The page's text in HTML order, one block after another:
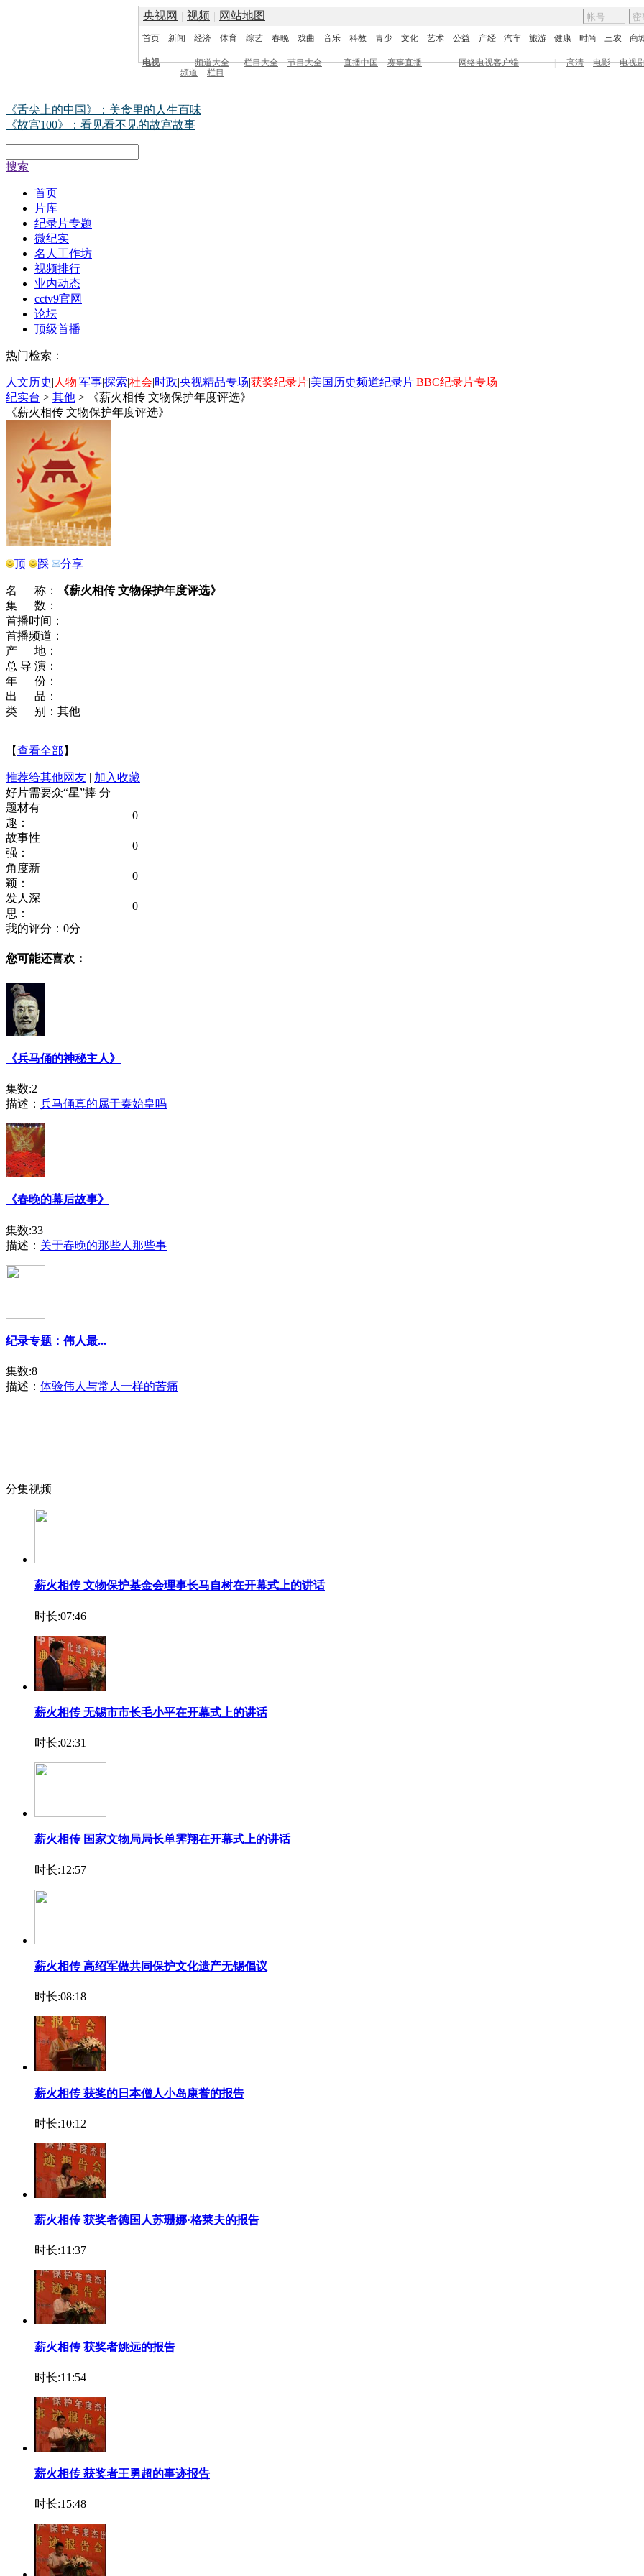
央视网 | 视频 | 网站地图
首页 新闻 经济 体育 综艺 春晚 戏曲 音乐 科教 青少 文化 艺术 公益 产经 汽车 旅游 健康 时尚 三农 商
电视 频道大全 栏目大全 节目大全 直播中国 赛事直播 网络电视客户端 | 高清 电影
电视
频道
栏目
《舌尖上的中国》：美食里的人生百味
《故宫100》：看见看不见的故宫故事
搜索
首页
片库
纪录片专题
微纪实
名人工作坊
视频排行
业内动态
cctv9官网
论坛
顶级首播
热门检索：
人文历史| 人物|军事|探索|社会|时政|央视精品专场|获奖纪录片|美国历史频道纪录片|BBC纪录片专场
纪实台 > 其他 >
《薪火相传 文物保护年度评选》
《薪火相传 文物保护年度评选》
顶 踩 分享
名 称：
《薪火相传 文物保护年度评选》
集 数：
首播时间：
首播频道：
产 地：
总 导 演：
年 份：
出 品：
类 别：其他
【查看全部 】
推荐给其他网友 | 加入收藏
好片需要众“星”捧 分
题材有
趣：
0
故事性
强：
0
角度新
颖：
0
发人深
思：
0
我的评分： 0分
您可能还喜欢：
《兵马俑的神秘主人》
集数:2
描述： 兵马俑真的属于秦始皇吗
《春晚的幕后故事》
集数:33
描述： 关于春晚的那些人那些事
纪录专题：伟人最...
集数:8
描述： 体验伟人与常人一样的苦痛
分集视频
薪火相传 文物保护基金会理事长马自树在开幕式上的讲话
时长:07:46
薪火相传 无锡市市长毛小平在开幕式上的讲话
时长:02:31
薪火相传 国家文物局局长单霁翔在开幕式上的讲话
时长:12:57
薪火相传 高绍军做共同保护文化遗产无锡倡议
时长:08:18
薪火相传 获奖的日本僧人小岛康誉的报告
时长:10:12
薪火相传 获奖者德国人苏珊娜·格莱夫的报告
时长:11:37
薪火相传 获奖者姚远的报告
时长:11:54
薪火相传 获奖者王勇超的事迹报告
时长:15:48